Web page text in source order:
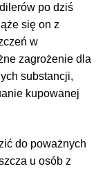
po dziś
się on z
w
zagrożenie dla
substancji,
kupowanej
do poważnych
u osób z